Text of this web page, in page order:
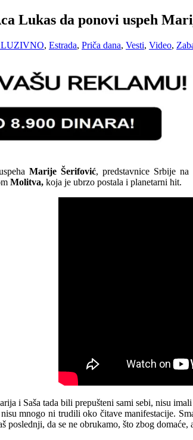
Lukas da ponovi uspeh
, Estrada, Priča dana, Vesti, Video,
Marije Šerifović, predstavnice Srbije
Molitva, koja je ubrzo postala i planetarni hit.
i Saša tada bili prepušteni sami sebi, nisu
mnogo ni trudili oko čitave manifestacije.
poslednji, da se ne obrukamo, što zbog domaće,